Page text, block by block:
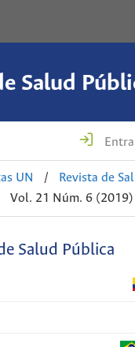
Salud
UN /
Revista de
Vol. 21 Núm. 6 (2019)
Salud Pública